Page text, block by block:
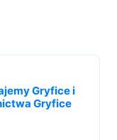
Gryfice i
Gryfice